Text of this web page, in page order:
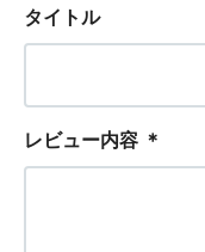
タイトル
レビュー内容 ＊